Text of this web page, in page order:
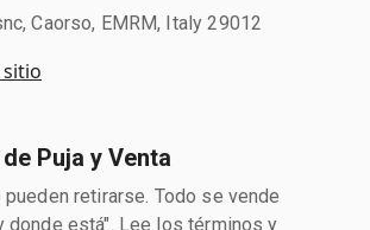
Caorso, EMRM, Italy 29012
sitio
Puja y Venta
pueden retirarse. Todo se vende
donde está". Lee los términos y